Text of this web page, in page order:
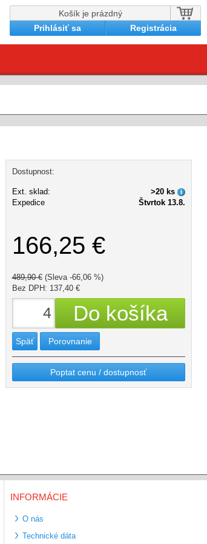
Košík je prázdný
Prihlásiť sa
Registrácia
Dostupnost:
Ext. sklad:
>20 ks
Expedice
Štvrtok 13.8.
166,25 €
489,90 € (Sleva -66,06 %)
Bez DPH: 137,40 €
Späť Porovnanie
Poptat cenu / dostupnosť
INFORMÁCIE
O nás
Technické dáta